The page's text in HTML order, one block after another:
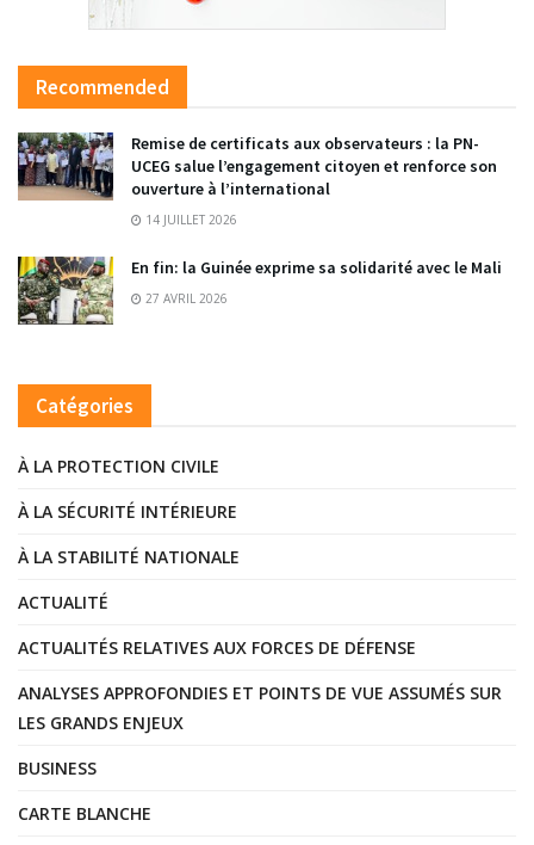
Recommended
Remise de certificats aux observateurs : la PN-
UCEG salue l’engagement citoyen et renforce son
ouverture à l’international
14 JUILLET 2026
En fin: la Guinée exprime sa solidarité avec le Mali
27 AVRIL 2026
Catégories
À LA PROTECTION CIVILE
À LA SÉCURITÉ INTÉRIEURE
À LA STABILITÉ NATIONALE
ACTUALITÉ
ACTUALITÉS RELATIVES AUX FORCES DE DÉFENSE
ANALYSES APPROFONDIES ET POINTS DE VUE ASSUMÉS SUR
LES GRANDS ENJEUX
BUSINESS
CARTE BLANCHE